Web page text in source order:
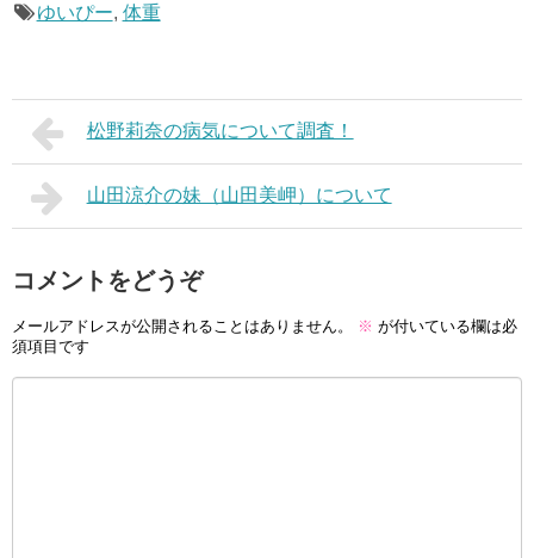
ゆいぴー, 体重
松野莉奈の病気について調査！
山田涼介の妹（山田美岬）について
コメントをどうぞ
メールアドレスが公開されることはありません。 ※ が付いている欄は必
須項目です